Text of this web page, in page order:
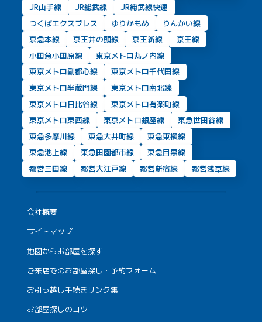
JR山手線
JR総武線
JR総武線快速
つくばエクスプレス
ゆりかもめ
りんかい線
京急本線
京王井の頭線 京王新線
京王線
小田急小田原線
東京メトロ丸ノ内線
東京メトロ副都心線
東京メトロ千代田線
東京メトロ半蔵門線
東京メトロ南北線
東京メトロ日比谷線
東京メトロ有楽町線
東京メトロ東西線
東京メトロ銀座線
東急世田谷線
東急多摩川線
東急大井町線
東急東横線
東急池上線
東急田園都市線
東急目黒線
都営三田線
都営大江戸線 都営新宿線 都営浅草線
会社概要
サイトマップ
地図からお部屋を探す
ご来店でのお部屋探し・予約フォーム
お引っ越し手続きリンク集
お部屋探しのコツ